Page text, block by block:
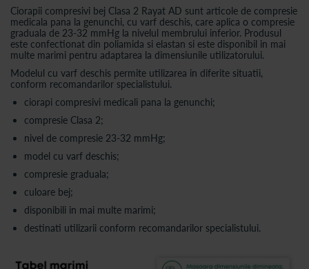
Ciorapii compresivi bej Clasa 2 Rayat AD sunt articole de compresie
medicala pana la genunchi, cu varf deschis, care aplica o compresie
graduala de 23-32 mmHg la nivelul membrului inferior. Produsul
este confectionat din poliamida si elastan si este disponibil in mai
multe marimi pentru adaptarea la dimensiunile utilizatorului.
Modelul cu varf deschis permite utilizarea in diferite situatii,
conform recomandarilor specialistului.
ciorapi compresivi medicali pana la genunchi;
compresie Clasa 2;
nivel de compresie 23-32 mmHg;
model cu varf deschis;
compresie graduala;
culoare bej;
disponibili in mai multe marimi;
destinati utilizarii conform recomandarilor specialistului.